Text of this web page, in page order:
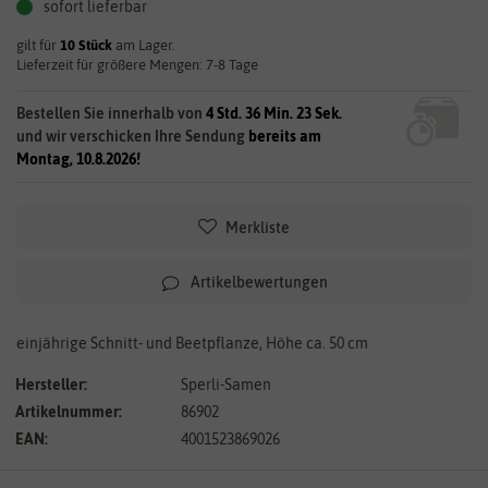
sofort lieferbar
gilt für 10 Stück am Lager.
Lieferzeit für größere Mengen: 7-8 Tage
Bestellen Sie innerhalb von 4 Std. 36 Min. 23 Sek.
und wir verschicken Ihre Sendung bereits am
Montag, 10.8.2026!
Merkliste
Artikelbewertungen
einjährige Schnitt- und Beetpflanze, Höhe ca. 50 cm
Hersteller:
Sperli-Samen
Artikelnummer:
86902
EAN:
4001523869026